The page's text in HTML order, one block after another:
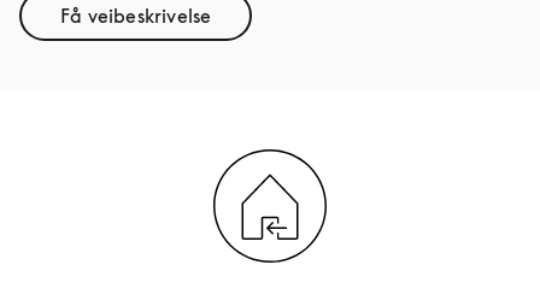
Få veibeskrivelseLink Opens in New Tab